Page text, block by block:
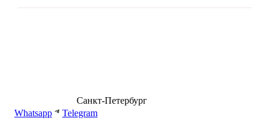
Санкт-Петербург
Whatsapp
Telegram